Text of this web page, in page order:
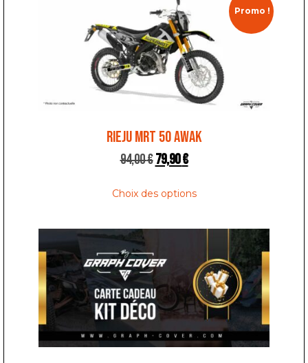
Promo !
RIEJU MRT 50 AWAK
94,00€79,90€
Choix des options